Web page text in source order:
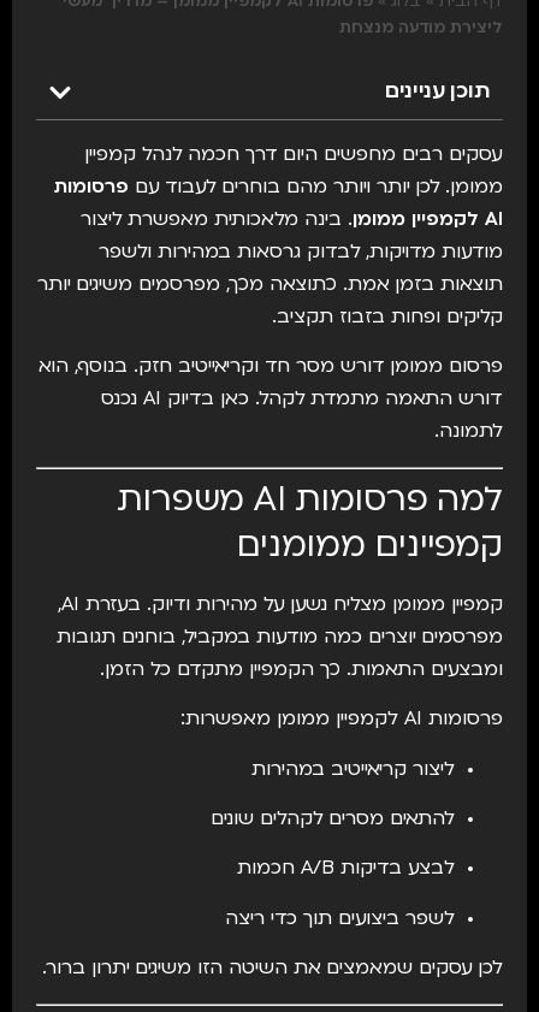
ליצירת מודעה מנצחת
תוכן עניינים
עסקים רבים מחפשים היום דרך חכמה לנהל קמפיין
ממומן. לכן יותר ויותר מהם בוחרים לעבוד עם פרסומות
AI לקמפיין ממומן
. בינה מלאכותית מאפשרת ליצור
מודעות מדויקות, לבדוק גרסאות במהירות ולשפר
תוצאות בזמן אמת. כתוצאה מכך, מפרסמים משיגים יותר
קליקים ופחות בזבוז תקציב.
פרסום ממומן דורש מסר חד וקריאייטיב חזק. בנוסף, הוא
דורש התאמה מתמדת לקהל. כאן בדיוק AI נכנס
לתמונה.
למה פרסומות AI משפרות
קמפיינים ממומנים
קמפיין ממומן מצליח נשען על מהירות ודיוק. בעזרת AI,
מפרסמים יוצרים כמה מודעות במקביל, בוחנים תגובות
ומבצעים התאמות. כך הקמפיין מתקדם כל הזמן.
פרסומות AI לקמפיין ממומן מאפשרות:
ליצור קריאייטיב במהירות
להתאים מסרים לקהלים שונים
לבצע בדיקות A/B חכמות
לשפר ביצועים תוך כדי ריצה
לכן עסקים שמאמצים את השיטה הזו משיגים יתרון ברור.